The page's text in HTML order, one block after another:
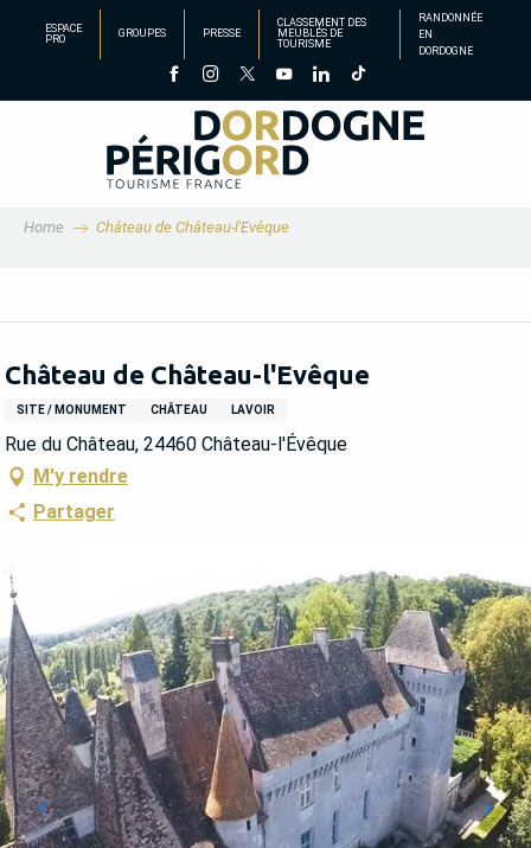
principal
ESPACE
PRO
GROUPES PRESSE
CLASSEMENT DES
MEUBLÉS DE
TOURISME
RANDONNÉE
EN
DORDOGNE
Home Château de Château-l'Evêque
Château de Château-l'Evêque
SITE / MONUMENT CHÂTEAU LAVOIR
Rue du Château, 24460 Château-l'Évêque
M'y rendre
Partager